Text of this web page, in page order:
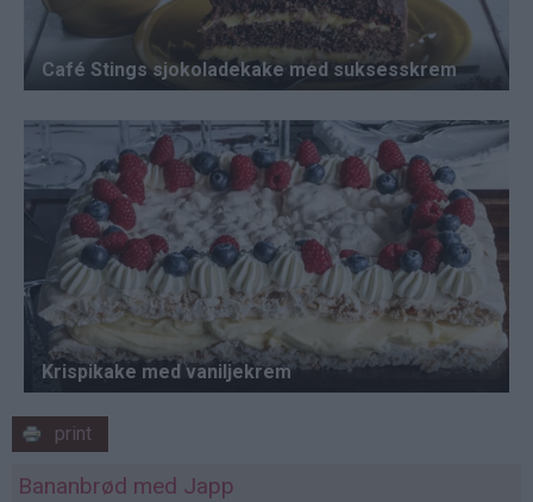
print
Bananbrød med Japp